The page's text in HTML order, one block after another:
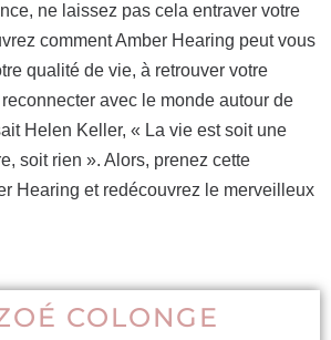
ne laissez pas cela entraver votre
comment Amber Hearing peut vous
qualité de vie, à retrouver votre
avec le monde autour de
Helen Keller, « La vie est soit une
soit rien ». Alors, prenez cette
Hearing et redécouvrez le merveilleux
COLONGE